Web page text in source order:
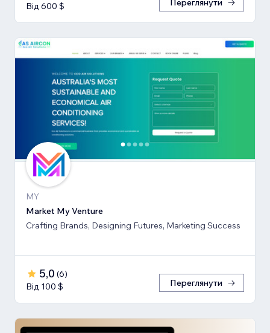
Від 600 $
Переглянути
MY
Market My Venture
Crafting Brands, Designing Futures, Marketing Success
5,0 (6)
Від 100 $
Переглянути